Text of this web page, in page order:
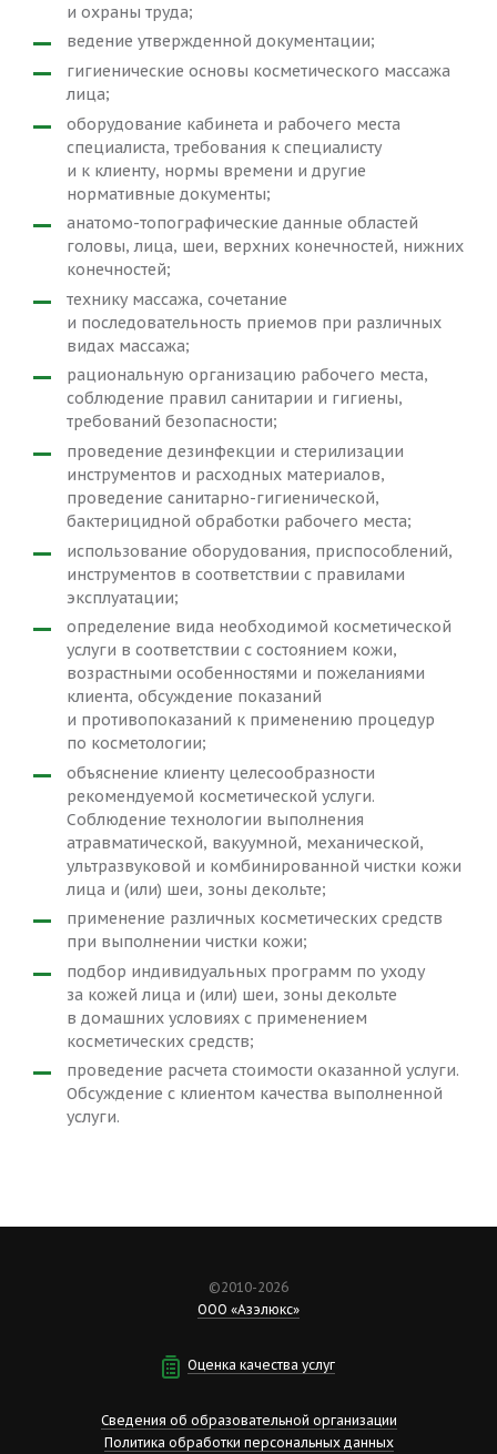
и охраны труда;
ведение утвержденной документации;
гигиенические основы косметического массажа
лица;
оборудование кабинета и рабочего места
специалиста, требования к специалисту
и к клиенту, нормы времени и другие
нормативные документы;
анатомо-топографические данные областей
головы, лица, шеи, верхних конечностей, нижних
конечностей;
технику массажа, сочетание
и последовательность приемов при различных
видах массажа;
рациональную организацию рабочего места,
соблюдение правил санитарии и гигиены,
требований безопасности;
проведение дезинфекции и стерилизации
инструментов и расходных материалов,
проведение санитарно-гигиенической,
бактерицидной обработки рабочего места;
использование оборудования, приспособлений,
инструментов в соответствии с правилами
эксплуатации;
определение вида необходимой косметической
услуги в соответствии с состоянием кожи,
возрастными особенностями и пожеланиями
клиента, обсуждение показаний
и противопоказаний к применению процедур
по косметологии;
объяснение клиенту целесообразности
рекомендуемой косметической услуги.
Соблюдение технологии выполнения
атравматической, вакуумной, механической,
ультразвуковой и комбинированной чистки кожи
лица и (или) шеи, зоны декольте;
применение различных косметических средств
при выполнении чистки кожи;
подбор индивидуальных программ по уходу
за кожей лица и (или) шеи, зоны декольте
в домашних условиях с применением
косметических средств;
проведение расчета стоимости оказанной услуги.
Обсуждение с клиентом качества выполненной
услуги.
©2010-2026
ООО «Азэлюкс»
Оценка качества услуг
Сведения об образовательной организации
Политика обработки персональных данных